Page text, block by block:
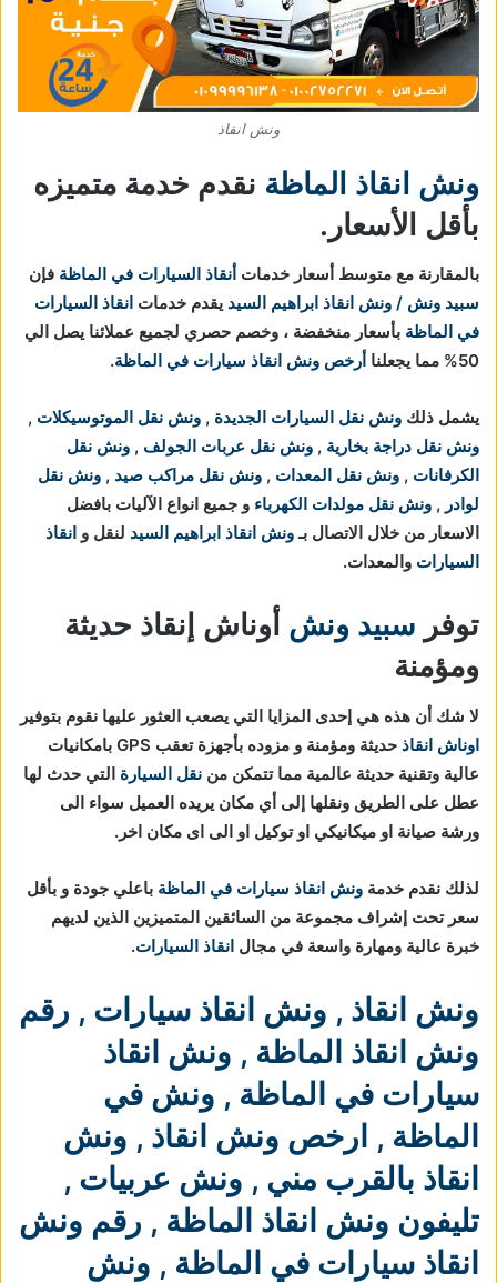
ونش انقاذ
ونش انقاذ الماظة نقدم خدمة متميزه
بأقل الأسعار.
بالمقارنة مع متوسط أسعار خدمات أنقاذ السيارات في الماظة فإن
سبيد ونش / ونش انقاذ ابراهيم السيد يقدم خدمات انقاذ السيارات
في الماظة بأسعار منخفضة ، وخصم حصري لجميع عملائنا يصل الي
50% مما يجعلنا
أرخص ونش انقاذ سيارات في الماظة.
يشمل ذلك ونش نقل السيارات الجديدة , ونش نقل الموتوسيكلات ,
ونش نقل دراجة بخارية , ونش نقل عربات الجولف , ونش نقل
الكرفانات , ونش نقل المعدات , ونش نقل مراكب صيد , ونش نقل
لوادر , ونش نقل مولدات الكهرباء و جميع انواع الآليات بافضل
الاسعار من خلال الاتصال بـونش انقاذ ابراهيم السيد لنقل و انقاذ
السيارات والمعدات.
توفر سبيد ونش أوناش إنقاذ حديثة
ومؤمنة
لا شك أن هذه هي إحدى المزايا التي يصعب العثور عليها نقوم بتوفير
اوناش انقاذ
حديثة ومؤمنة و مزوده بأجهزة تعقب GPS بامكانيات
عالية وتقنية حديثة عالمية مما تتمكن من نقل السيارة التي حدث لها
عطل على الطريق ونقلها إلى أي مكان يريده العميل سواء الى
ورشة صيانة او ميكانيكي او توكيل او الى اى مكان اخر.
لذلك نقدم خدمة ونش انقاذ سيارات في الماظة باعلي جودة و بأقل
سعر تحت إشراف مجموعة من السائقين المتميزين الذين لديهم
خبرة عالية ومهارة واسعة في مجال انقاذ السيارات.
ونش انقاذ , ونش انقاذ سيارات , رقم
ونش انقاذ الماظة , ونش انقاذ
سيارات في الماظة , ونش في
الماظة , ارخص ونش انقاذ , ونش
انقاذ بالقرب مني , ونش عربيات ,
تليفون ونش انقاذ الماظة , رقم ونش
انقاذ سيارات في الماظة , ونش